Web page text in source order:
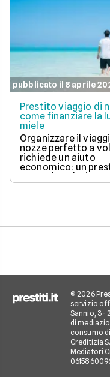
pubblicato il 8 aprile
Prestito viaggio di
come finanziare la
miele
Organizzare il
nozze perfetto a
richiede un aiuto
economico: un
come funziona,
© 2026
servizio
Sannio, 3 -
di
consumo
Creditizia
Mediatori